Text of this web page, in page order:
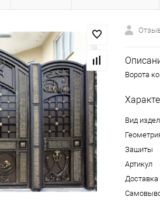
Ворота
Вид
Зашиты
Артикул
Доставка